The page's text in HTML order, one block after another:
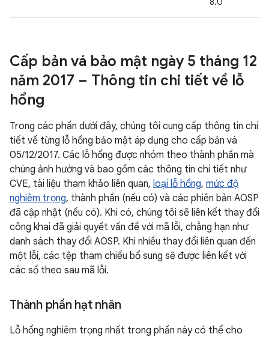
Cấp bản vá bảo mật ngày 5 tháng 12
năm 2017 – Thông tin chi tiết về lỗ
hổng
Trong các phần dưới đây, chúng tôi cung cấp thông tin chi
tiết về từng lỗ hổng bảo mật áp dụng cho cấp bản vá
05/12/2017. Các lỗ hổng được nhóm theo thành phần mà
chúng ảnh hưởng và bao gồm các thông tin chi tiết như
CVE, tài liệu tham khảo liên quan, loại lỗ hổng, mức độ
nghiêm trọng, thành phần (nếu có) và các phiên bản AOSP
đã cập nhật (nếu có). Khi có, chúng tôi sẽ liên kết thay đổi
công khai đã giải quyết vấn đề với mã lỗi, chẳng hạn như
danh sách thay đổi AOSP. Khi nhiều thay đổi liên quan đến
một lỗi, các tệp tham chiếu bổ sung sẽ được liên kết với
các số theo sau mã lỗi.
Thành phần hạt nhân
Lỗ hổng nghiêm trọng nhất trong phần này có thể cho